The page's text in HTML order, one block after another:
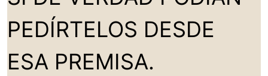
PEDÍRTELOS DESDE
ESA PREMISA.